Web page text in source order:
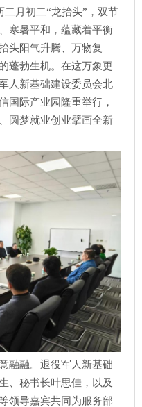
月初二“龙抬头”，双节
寒暑平和，蕴藏着平衡
头阳气升腾、万物复
蓬勃生机。在这万象更
人新基础建设委员会北
国际产业园隆重举行，
圆梦就业创业擘画全新
融融。退役军人新基础
、秘书长叶思佳，以及
领导嘉宾共同为服务部